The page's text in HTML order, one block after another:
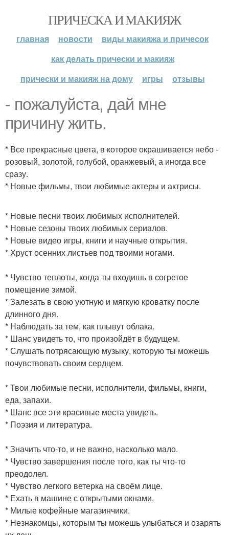
ПРИЧЕСКА И МАКИЯЖ
главная новости
виды макияжа и причесок
как делать прически и макияж
прически и макияж на дому
игры отзывы
- пожалуйста, дай мне
причину жить.
* Все прекрасные цвета, в которое окрашивается небо -
розовый, золотой, голубой, оранжевый, а иногда все
сразу.
* Новые фильмы, твои любимые актеры и актрисы.
* Новые песни твоих любимых исполнителей.
* Новые сезоны твоих любимых сериалов.
* Новые видео игры, книги и научные открытия.
* Хруст осенних листьев под твоими ногами.
* Чувство теплоты, когда ты входишь в согретое
помещение зимой.
* Залезать в свою уютную и мягкую кроватку после
длинного дня.
* Наблюдать за тем, как плывут облака.
* Шанс увидеть то, что произойдёт в будущем.
* Слушать потрясающую музыку, которую ты можешь
почувствовать своим сердцем.
* Твои любимые песни, исполнители, фильмы, книги,
еда, запахи.
* Шанс все эти красивые места увидеть.
* Поэзия и литература.
* Значить что-то, и не важно, насколько мало.
* Чувство завершения после того, как ты что-то
преодолел.
* Чувство легкого ветерка на своём лице.
* Ехать в машине с открытыми окнами.
* Милые кофейные магазинчики.
* Незнакомцы, которым ты можешь улыбаться и озарять